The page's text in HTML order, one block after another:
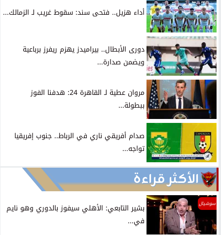
أداء هزيل.. فتحى سند: سقوط غريب لـ الزمالك...
دورى الأبطال.. بيراميدز يهزم ريفرز برباعية
ويضمن صدارة...
مروان عطية لـ القاهرة 24: هدفنا الفوز
ببطولة...
صدام أفريقي ناري في الرباط.. جنوب إفريقيا
تواجه...
الأكثر قراءة
سوشيال
بشير التابعي: الأهلي سيفوز بالدوري وهو نايم
في...